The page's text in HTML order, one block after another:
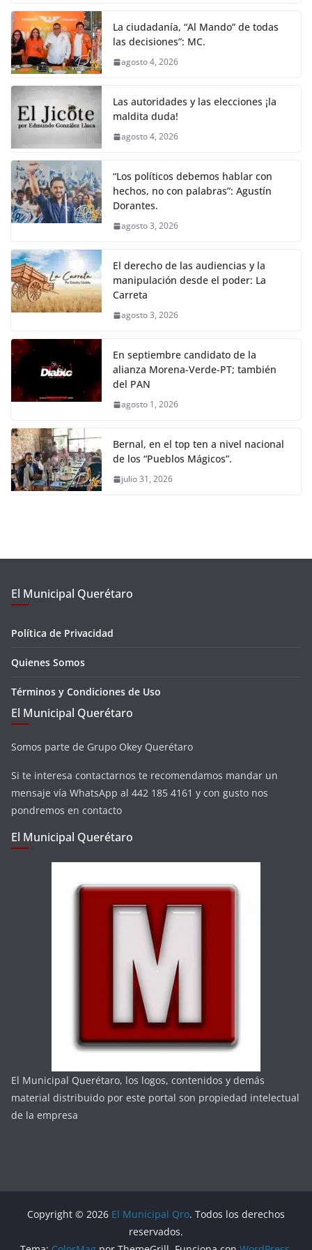
La ciudadanía, “Al Mando” de todas
las decisiones”: MC.
agosto 4, 2026
Las autoridades y las elecciones ¡la
maldita duda!
agosto 4, 2026
“Los políticos debemos hablar con
hechos, no con palabras”: Agustín
Dorantes.
agosto 3, 2026
El derecho de las audiencias y la
manipulación desde el poder: La
Carreta
agosto 3, 2026
En septiembre candidato de la
alianza Morena-Verde-PT; también
del PAN
agosto 1, 2026
Bernal, en el top ten a nivel nacional
de los “Pueblos Mágicos”.
julio 31, 2026
El Municipal Querétaro
Política de Privacidad
Quienes Somos
Términos y Condiciones de Uso
El Municipal Querétaro
Somos parte de Grupo Okey Querétaro
Si te interesa contactarnos te recomendamos mandar un
mensaje vía WhatsApp al 442 185 4161 y con gusto nos
pondremos en contacto
El Municipal Querétaro
El Municipal Querétaro, los logos, contenidos y demás
material distribuido por este portal son propiedad intelectual
de la empresa
Copyright © 2026 El Municipal Qro. Todos los derechos
reservados.